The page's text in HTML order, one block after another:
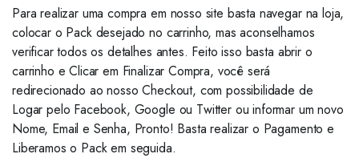
Para realizar uma compra em nosso site basta navegar na loja,
colocar o Pack desejado no carrinho, mas aconselhamos
verificar todos os detalhes antes. Feito isso basta abrir o
carrinho e Clicar em Finalizar Compra, você será
redirecionado ao nosso Checkout, com possibilidade de
Logar pelo Facebook, Google ou Twitter ou informar um novo
Nome, Email e Senha, Pronto! Basta realizar o Pagamento e
Liberamos o Pack em seguida.